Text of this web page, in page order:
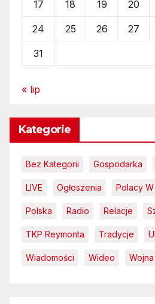
17 18 19 20
24 25 26 27
31
« lip
Kategorie
Bez Kategorii Gospodarka
LIVE Ogłoszenia Polacy
Polska Radio Relacje
TKP Reymonta Tradycje
Wiadomości Wideo Wojna